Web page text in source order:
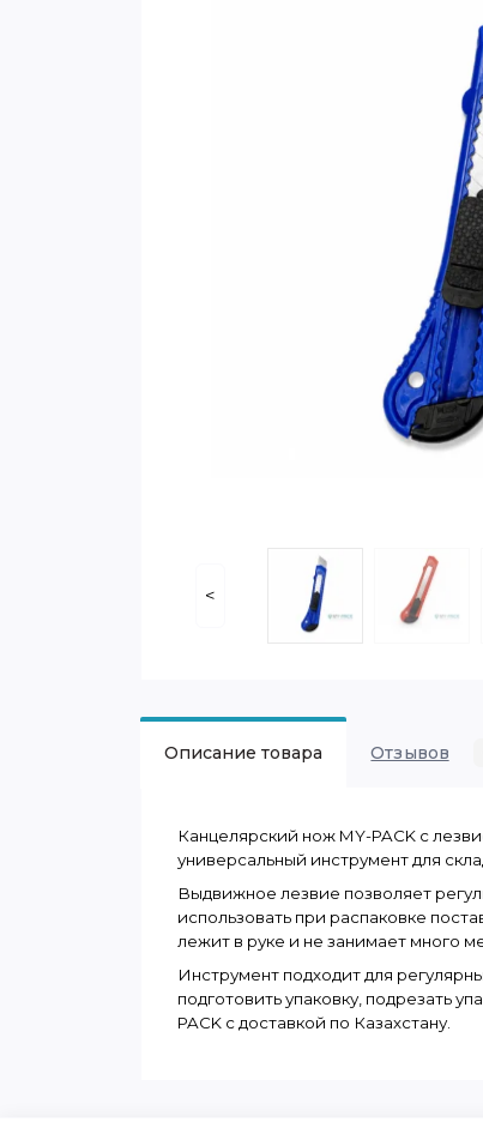
<
Описание товара Отзывов
Канцелярский нож MY-PACK с
универсальный инструмент для
Выдвижное лезвие позволяет
использовать при распаковке
лежит в руке и не занимает много
Инструмент подходит для
подготовить упаковку, подрезать
PACK с доставкой по Казахстану.